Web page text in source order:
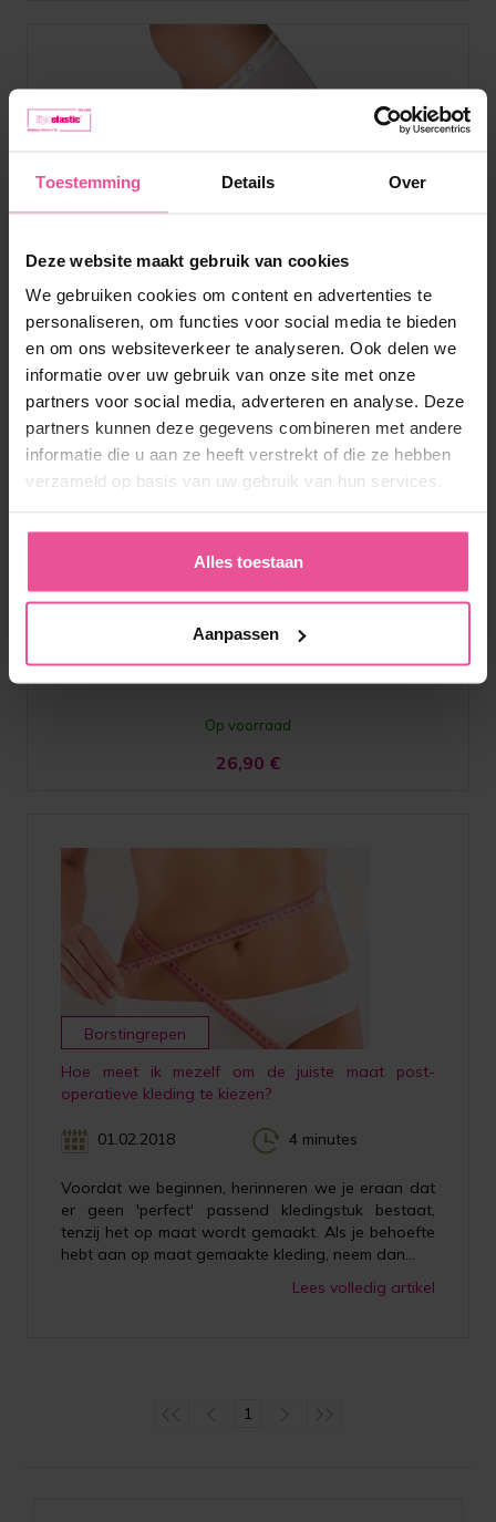
Toestemming Details Over
Deze website maakt gebruik van cookies
We gebruiken cookies om content en advertenties te
personaliseren, om functies voor social media te bieden
en om ons websiteverkeer te analyseren. Ook delen we
informatie over uw gebruik van onze site met onze
partners voor social media, adverteren en analyse. Deze
partners kunnen deze gegevens combineren met andere
informatie die u aan ze heeft verstrekt of die ze hebben
verzameld op basis van uw gebruik van hun services.
Alles toestaan
Aanpassen
Wit
Op voorraad
26,90 €
Borstingrepen
Hoe meet ik mezelf om de juiste maat post-
operatieve kleding te kiezen?
01.02.2018 4 minutes
Voordat we beginnen, herinneren we je eraan dat
er geen 'perfect' passend kledingstuk bestaat,
tenzij het op maat wordt gemaakt. Als je behoefte
hebt aan op maat gemaakte kleding, neem dan...
Lees volledig artikel
1